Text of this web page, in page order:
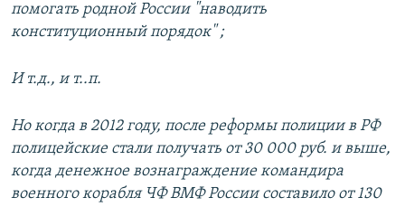
помогать родной России "наводить
конституционный порядок" ;
И т.д., и т..п.
Но когда в 2012 году, после реформы полиции в РФ
полицейские стали получать от 30 000 руб. и выше,
когда денежное вознаграждение командира
военного корабля ЧФ ВМФ России составило от 130